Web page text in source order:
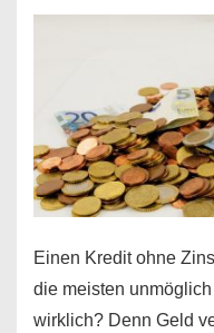
jeden
erfahren
Sie
es
Einen Kredit ohne
die meisten
wirklich? Denn Geld